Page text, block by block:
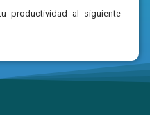
productividad al siguiente